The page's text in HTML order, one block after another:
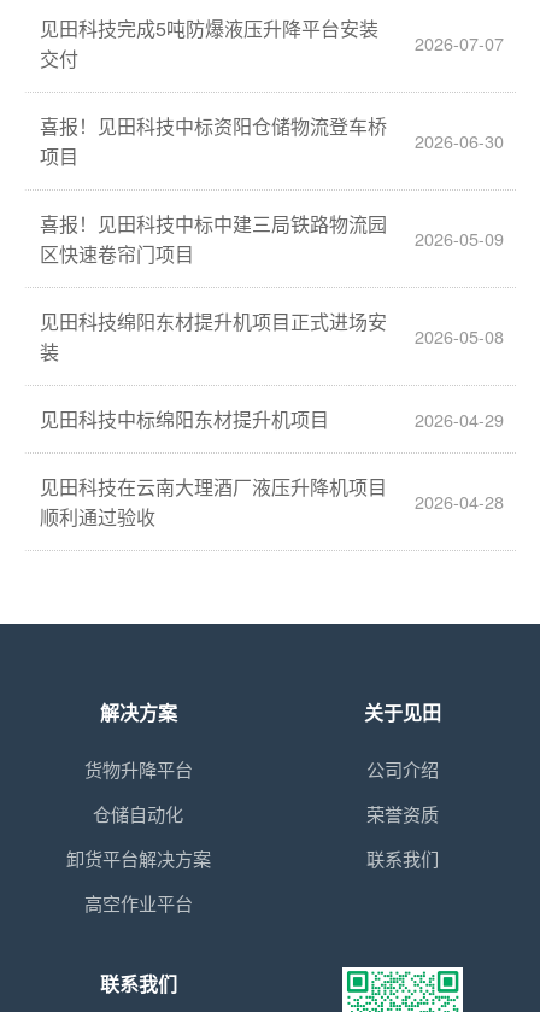
见田科技完成5吨防爆液压升降平台安装
交付
2026-07-07
喜报！见田科技中标资阳仓储物流登车桥
项目
2026-06-30
喜报！见田科技中标中建三局铁路物流园
区快速卷帘门项目
2026-05-09
见田科技绵阳东材提升机项目正式进场安
装
2026-05-08
见田科技中标绵阳东材提升机项目 2026-04-29
见田科技在云南大理酒厂液压升降机项目
顺利通过验收
2026-04-28
解决方案
货物升降平台
仓储自动化
卸货平台解决方案
高空作业平台
关于见田
公司介绍
荣誉资质
联系我们
联系我们